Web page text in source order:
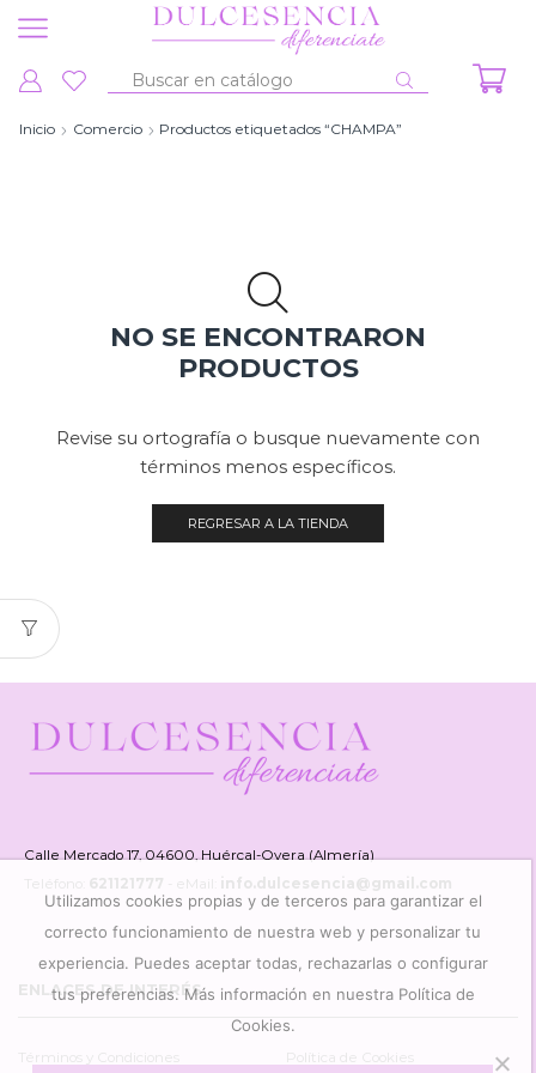
Entrada
búsqueda
Inicio Comercio Productos etiquetados “CHAMPA”
NO SE ENCONTRARON
PRODUCTOS
Revise su ortografía o busque nuevamente con
términos menos específicos.
REGRESAR A LA TIENDA
Calle Mercado 17, 04600, Huércal-Overa (Almería)
Teléfono: 621121777 info.dulcesencia@gmail.com
ENLACES DE INTERÉS
Términos y Condiciones Política de Cookies
Utilizamos cookies propias y de terceros para garantizar el
correcto funcionamiento de nuestra web y personalizar tu
experiencia. Puedes aceptar todas, rechazarlas o configurar
tus preferencias. Más información en nuestra Política de
Cookies.